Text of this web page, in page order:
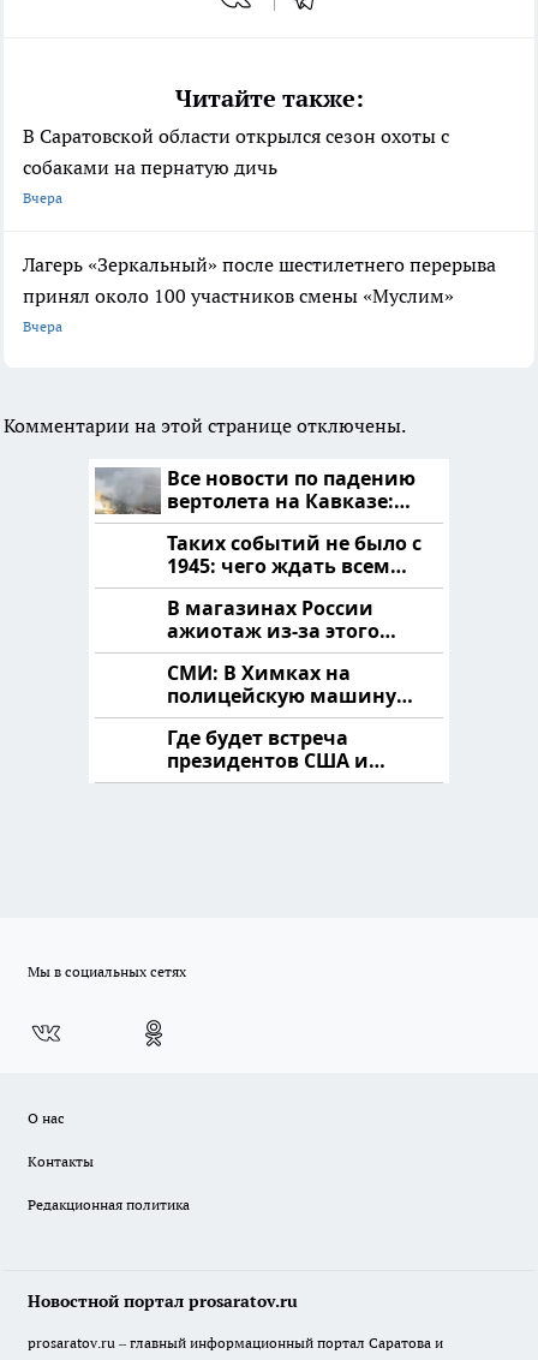
Читайте также:
В Саратовской области открылся сезон охоты с
собаками на пернатую дичь
Вчера
Лагерь «Зеркальный» после шестилетнего перерыва
принял около 100 участников смены «Муслим»
Вчера
Комментарии на этой странице отключены.
Все новости по падению
вертолета на Кавказе:
читать здесь
Таких событий не было с
1945: чего ждать всем
нам?
В магазинах России
ажиотаж из-за этого
продукта: что купить?
СМИ: В Химках на
полицейскую машину
напали и подожгли.
Где будет встреча
президентов США и
России: Европа?
Мы в социальных сетях
О нас
Контакты
Редакционная политика
Новостной портал prosaratov.ru
prosaratov.ru – главный информационный портал Саратова и